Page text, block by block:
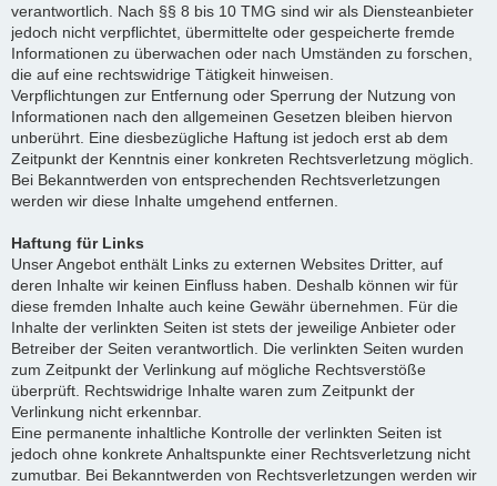
verantwortlich. Nach §§ 8 bis 10 TMG sind wir als Diensteanbieter
jedoch nicht verpflichtet, übermittelte oder gespeicherte fremde
Informationen zu überwachen oder nach Umständen zu forschen,
die auf eine rechtswidrige Tätigkeit hinweisen.
Verpflichtungen zur Entfernung oder Sperrung der Nutzung von
Informationen nach den allgemeinen Gesetzen bleiben hiervon
unberührt. Eine diesbezügliche Haftung ist jedoch erst ab dem
Zeitpunkt der Kenntnis einer konkreten Rechtsverletzung möglich.
Bei Bekanntwerden von entsprechenden Rechtsverletzungen
werden wir diese Inhalte umgehend entfernen.
Haftung für Links
Unser Angebot enthält Links zu externen Websites Dritter, auf
deren Inhalte wir keinen Einfluss haben. Deshalb können wir für
diese fremden Inhalte auch keine Gewähr übernehmen. Für die
Inhalte der verlinkten Seiten ist stets der jeweilige Anbieter oder
Betreiber der Seiten verantwortlich. Die verlinkten Seiten wurden
zum Zeitpunkt der Verlinkung auf mögliche Rechtsverstöße
überprüft. Rechtswidrige Inhalte waren zum Zeitpunkt der
Verlinkung nicht erkennbar.
Eine permanente inhaltliche Kontrolle der verlinkten Seiten ist
jedoch ohne konkrete Anhaltspunkte einer Rechtsverletzung nicht
zumutbar. Bei Bekanntwerden von Rechtsverletzungen werden wir